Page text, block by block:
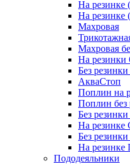
На резинке
На резинке
Махровая
Махровая
На резинки
Без
АкваСтоп
Поплин на
Поплин без
Без
На резинке
Без
На резинке
Пододеяльники